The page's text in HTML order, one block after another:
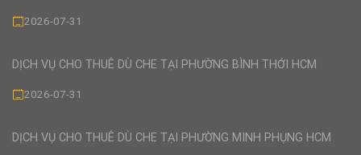
2026-07-31
DỊCH VỤ CHO THUÊ DÙ CHE TẠI PHƯỜNG BÌNH THỚI HCM
2026-07-31
DỊCH VỤ CHO THUÊ DÙ CHE TẠI PHƯỜNG MINH PHỤNG HCM